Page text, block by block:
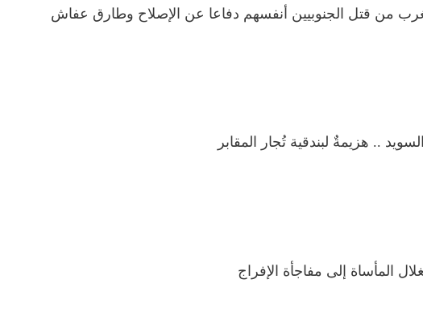
من قتل الجنوبيين أنفسهم دفاعا عن الإصلاح وطارق عفاش
.. هزيمةٌ لبندقية تُجار المقابر
المأساة إلى مفاجأة الإفراج